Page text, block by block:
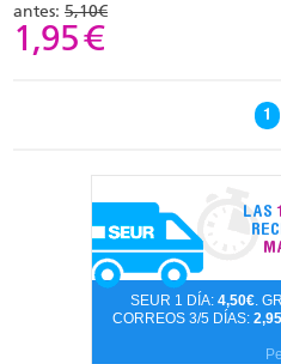
antes: 5,10€
1,95€
1
LAS
SEUR 1 DÍA: 4,50€.
CORREOS 3/5 DÍAS: